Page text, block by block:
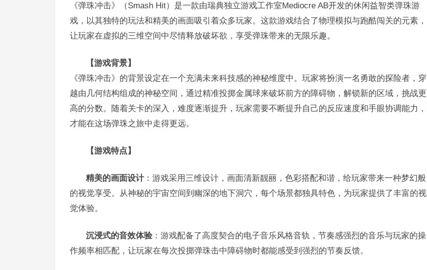
《弹珠冲击》（Smash Hit）是一款由瑞典独立游戏工作室Mediocre AB开发的休闲益智类弹珠游
戏，以其独特的玩法和精美的画面吸引着众多玩家。这款游戏结合了物理模拟与跑酷闯关的元素，
让玩家在虚拟的三维空间中尽情释放破坏欲，享受弹珠带来的无限乐趣。
【游戏背景】
《弹珠冲击》的背景设定在一个充满未来科技感的神秘维度中。玩家将扮演一名勇敢的探险者，穿
越由几何结构组成的神秘空间，通过精准投掷金属球来破坏前方的障碍物，解锁新的区域，挑战更
高的分数。随着关卡的深入，难度逐渐提升，玩家需要不断提升自己的反应速度和手眼协调能力，
才能在这场弹珠之旅中走得更远。
【游戏特点】
精美的画面设计：游戏采用三维设计，画面清新靓丽，色彩搭配和谐，给玩家带来一种梦幻般
的视觉享受。从神秘的宇宙空间到幽深的地下洞穴，每个场景都独具特色，为玩家提供了丰富的视
觉体验。
沉浸式的音效体验：游戏配备了高度契合的电子音乐风格音轨，节奏感强烈的音乐与玩家的操
作频率相匹配，让玩家在每次投掷弹珠击中障碍物时都能感受到强烈的节奏反馈。